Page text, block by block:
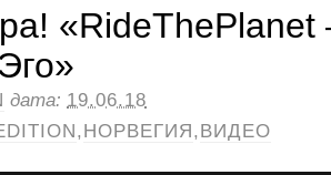
дата: 19.06.18
, НОРВЕГИЯ , ВИДЕО